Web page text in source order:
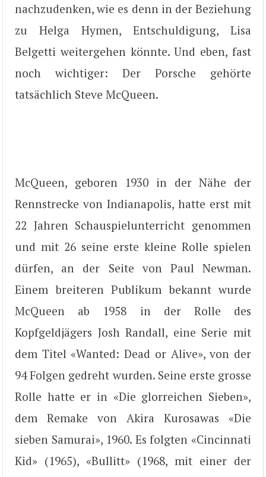
nachzudenken, wie es denn in der Beziehung
zu Helga Hymen, Entschuldigung, Lisa
Belgetti weitergehen könnte. Und eben, fast
noch wichtiger: Der Porsche gehörte
tatsächlich Steve McQueen.
McQueen, geboren 1930 in der Nähe der
Rennstrecke von Indianapolis, hatte erst mit
22 Jahren Schauspielunterricht genommen
und mit 26 seine erste kleine Rolle spielen
dürfen, an der Seite von Paul Newman.
Einem breiteren Publikum bekannt wurde
McQueen ab 1958 in der Rolle des
Kopfgeldjägers Josh Randall, eine Serie mit
dem Titel «Wanted: Dead or Alive», von der
94 Folgen gedreht wurden. Seine erste grosse
Rolle hatte er in «Die glorreichen Sieben»,
dem Remake von Akira Kurosawas «Die
sieben Samurai», 1960. Es folgten «Cincinnati
Kid» (1965), «Bullitt» (1968, mit einer der